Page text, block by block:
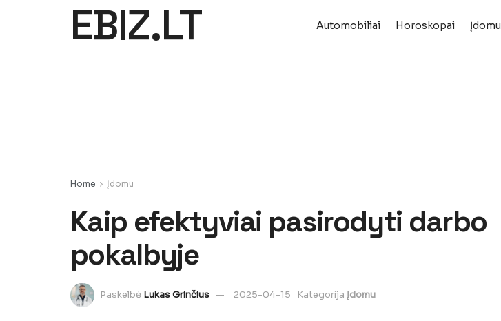
EBIZ.LT Automobiliai Horoskopai Įdomu
Home Įdomu
Kaip efektyviai pasirodyti darbo
pokalbyje
Paskelbė Lukas Grinčius 2025-04-15 Kategorija Įdomu